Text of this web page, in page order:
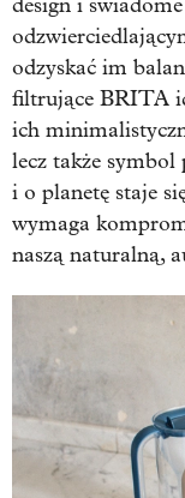
design i
odzyskać im
filtrujące BRITA
ich
lecz także
i o planetę staje
wymaga
naszą naturalną,